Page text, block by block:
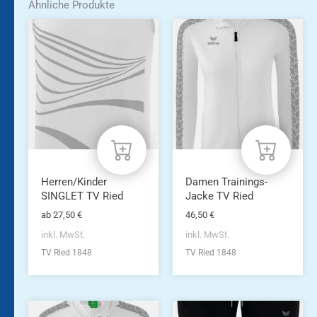
Ähnliche Produkte
Produkt
weist
mehrere
Varianten
auf.
Die
Optionen
können
auf
Produktseite
gewählt
werden
Herren/Kinder
SINGLET TV Ried
ab 27,50 €
inkl. MwSt.
TV Ried 1848
Dieses
Produkt
weist
Optionen
können
auf
Produktseite
gewählt
werden
Damen Trainings-
Jacke TV Ried
46,50 €
inkl. MwSt.
TV Ried 1848
Dieses